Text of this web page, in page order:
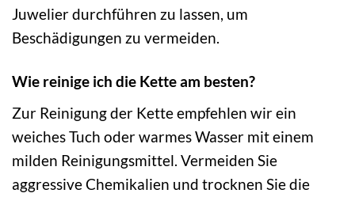
Juwelier durchführen zu lassen, um
Beschädigungen zu vermeiden.
Wie reinige ich die Kette am besten?
Zur Reinigung der Kette empfehlen wir ein
weiches Tuch oder warmes Wasser mit einem
milden Reinigungsmittel. Vermeiden Sie
aggressive Chemikalien und trocknen Sie die